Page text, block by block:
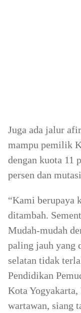
Juga ada jalur
mampu pemilik
dengan kuota 11
persen dan
“Kami berupaya
ditambah.
Mudah-mudah
paling jauh yang
selatan tidak
Pendidikan
Kota
wartawan, siang